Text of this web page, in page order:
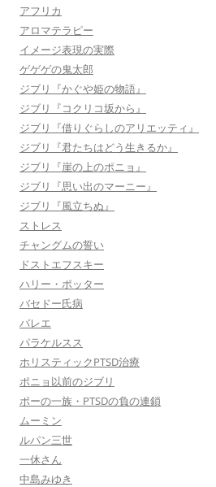
アフリカ
アロマテラピー
イメージ表現の実際
ゲゲゲの鬼太郎
ジブリ『かぐや姫の物語』
ジブリ『コクリコ坂から』
ジブリ『借りぐらしのアリエッティ』
ジブリ『君たちはどう生きるか』
ジブリ『崖の上のポニョ』
ジブリ『思い出のマーニー』
ジブリ『風立ちぬ』
ストレス
チャングムの誓い
ドストエフスキー
ハリー・ポッター
バセドー氏病
バレエ
パラケルスス
ホリスティックPTSD治療
ポニョ以前のジブリ
ポーの一族・PTSDの負の連鎖
ムーミン
ルパン三世
一休さん
中島みゆき